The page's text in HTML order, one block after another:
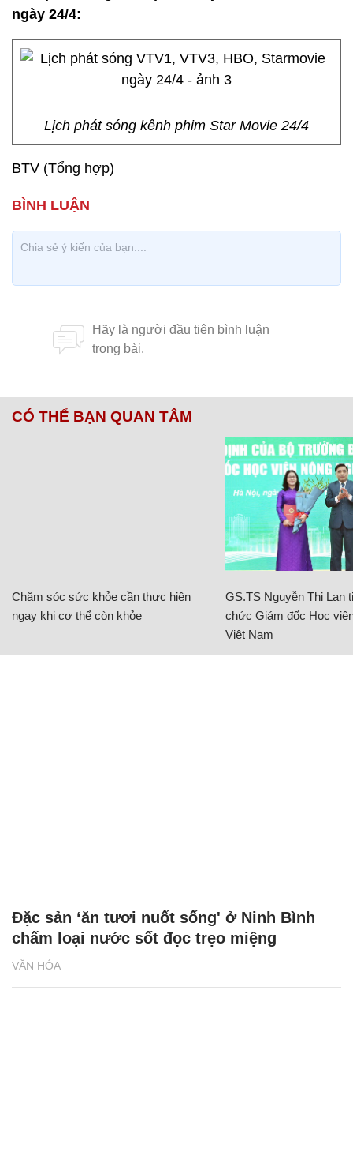
ngày 24/4:
Lịch phát sóng kênh phim Star Movie 24/4
BTV (Tổng hợp)
CÓ THỂ BẠN QUAN TÂM
Chăm sóc sức khỏe cần thực hiện
ngay khi cơ thể còn khỏe
GS.TS Nguyễn Thị Lan
chức Giám đốc Học
Việt Nam
VĂN HÓA
Đặc sản ‘ăn tươi nuốt sống' ở Ninh Bình
chấm loại nước sốt đọc trẹo miệng